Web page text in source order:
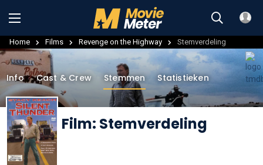
Home Films Revenge on the Highway Stemverdeling
Film: Stemverdeling
Info Cast & Crew Stemmen Statistieken